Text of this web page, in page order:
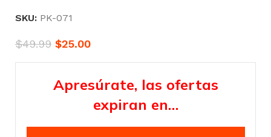
SKU: PK-071
$49.99 $25.00
Apresúrate, las ofertas
expiran en…